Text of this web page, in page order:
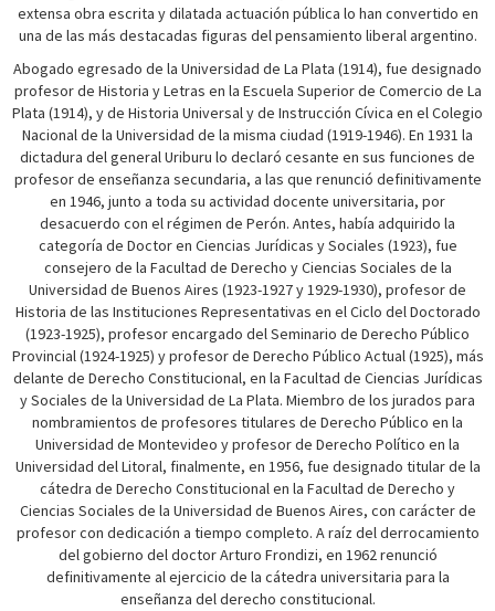
extensa obra escrita y dilatada actuación pública lo han convertido en
una de las más destacadas figuras del pensamiento liberal argentino.
Abogado egresado de la Universidad de La Plata (1914), fue designado
profesor de Historia y Letras en la Escuela Superior de Comercio de La
Plata (1914), y de Historia Universal y de Instrucción Cívica en el Colegio
Nacional de la Universidad de la misma ciudad (1919-1946). En 1931 la
dictadura del general Uriburu lo declaró cesante en sus funciones de
profesor de enseñanza secundaria, a las que renunció definitivamente
en 1946, junto a toda su actividad docente universitaria, por
desacuerdo con el régimen de Perón. Antes, había adquirido la
categoría de Doctor en Ciencias Jurídicas y Sociales (1923), fue
consejero de la Facultad de Derecho y Ciencias Sociales de la
Universidad de Buenos Aires (1923-1927 y 1929-1930), profesor de
Historia de las Instituciones Representativas en el Ciclo del Doctorado
(1923-1925), profesor encargado del Seminario de Derecho Público
Provincial (1924-1925) y profesor de Derecho Público Actual (1925), más
delante de Derecho Constitucional, en la Facultad de Ciencias Jurídicas
y Sociales de la Universidad de La Plata. Miembro de los jurados para
nombramientos de profesores titulares de Derecho Público en la
Universidad de Montevideo y profesor de Derecho Político en la
Universidad del Litoral, finalmente, en 1956, fue designado titular de la
cátedra de Derecho Constitucional en la Facultad de Derecho y
Ciencias Sociales de la Universidad de Buenos Aires, con carácter de
profesor con dedicación a tiempo completo. A raíz del derrocamiento
del gobierno del doctor Arturo Frondizi, en 1962 renunció
definitivamente al ejercicio de la cátedra universitaria para la
enseñanza del derecho constitucional.